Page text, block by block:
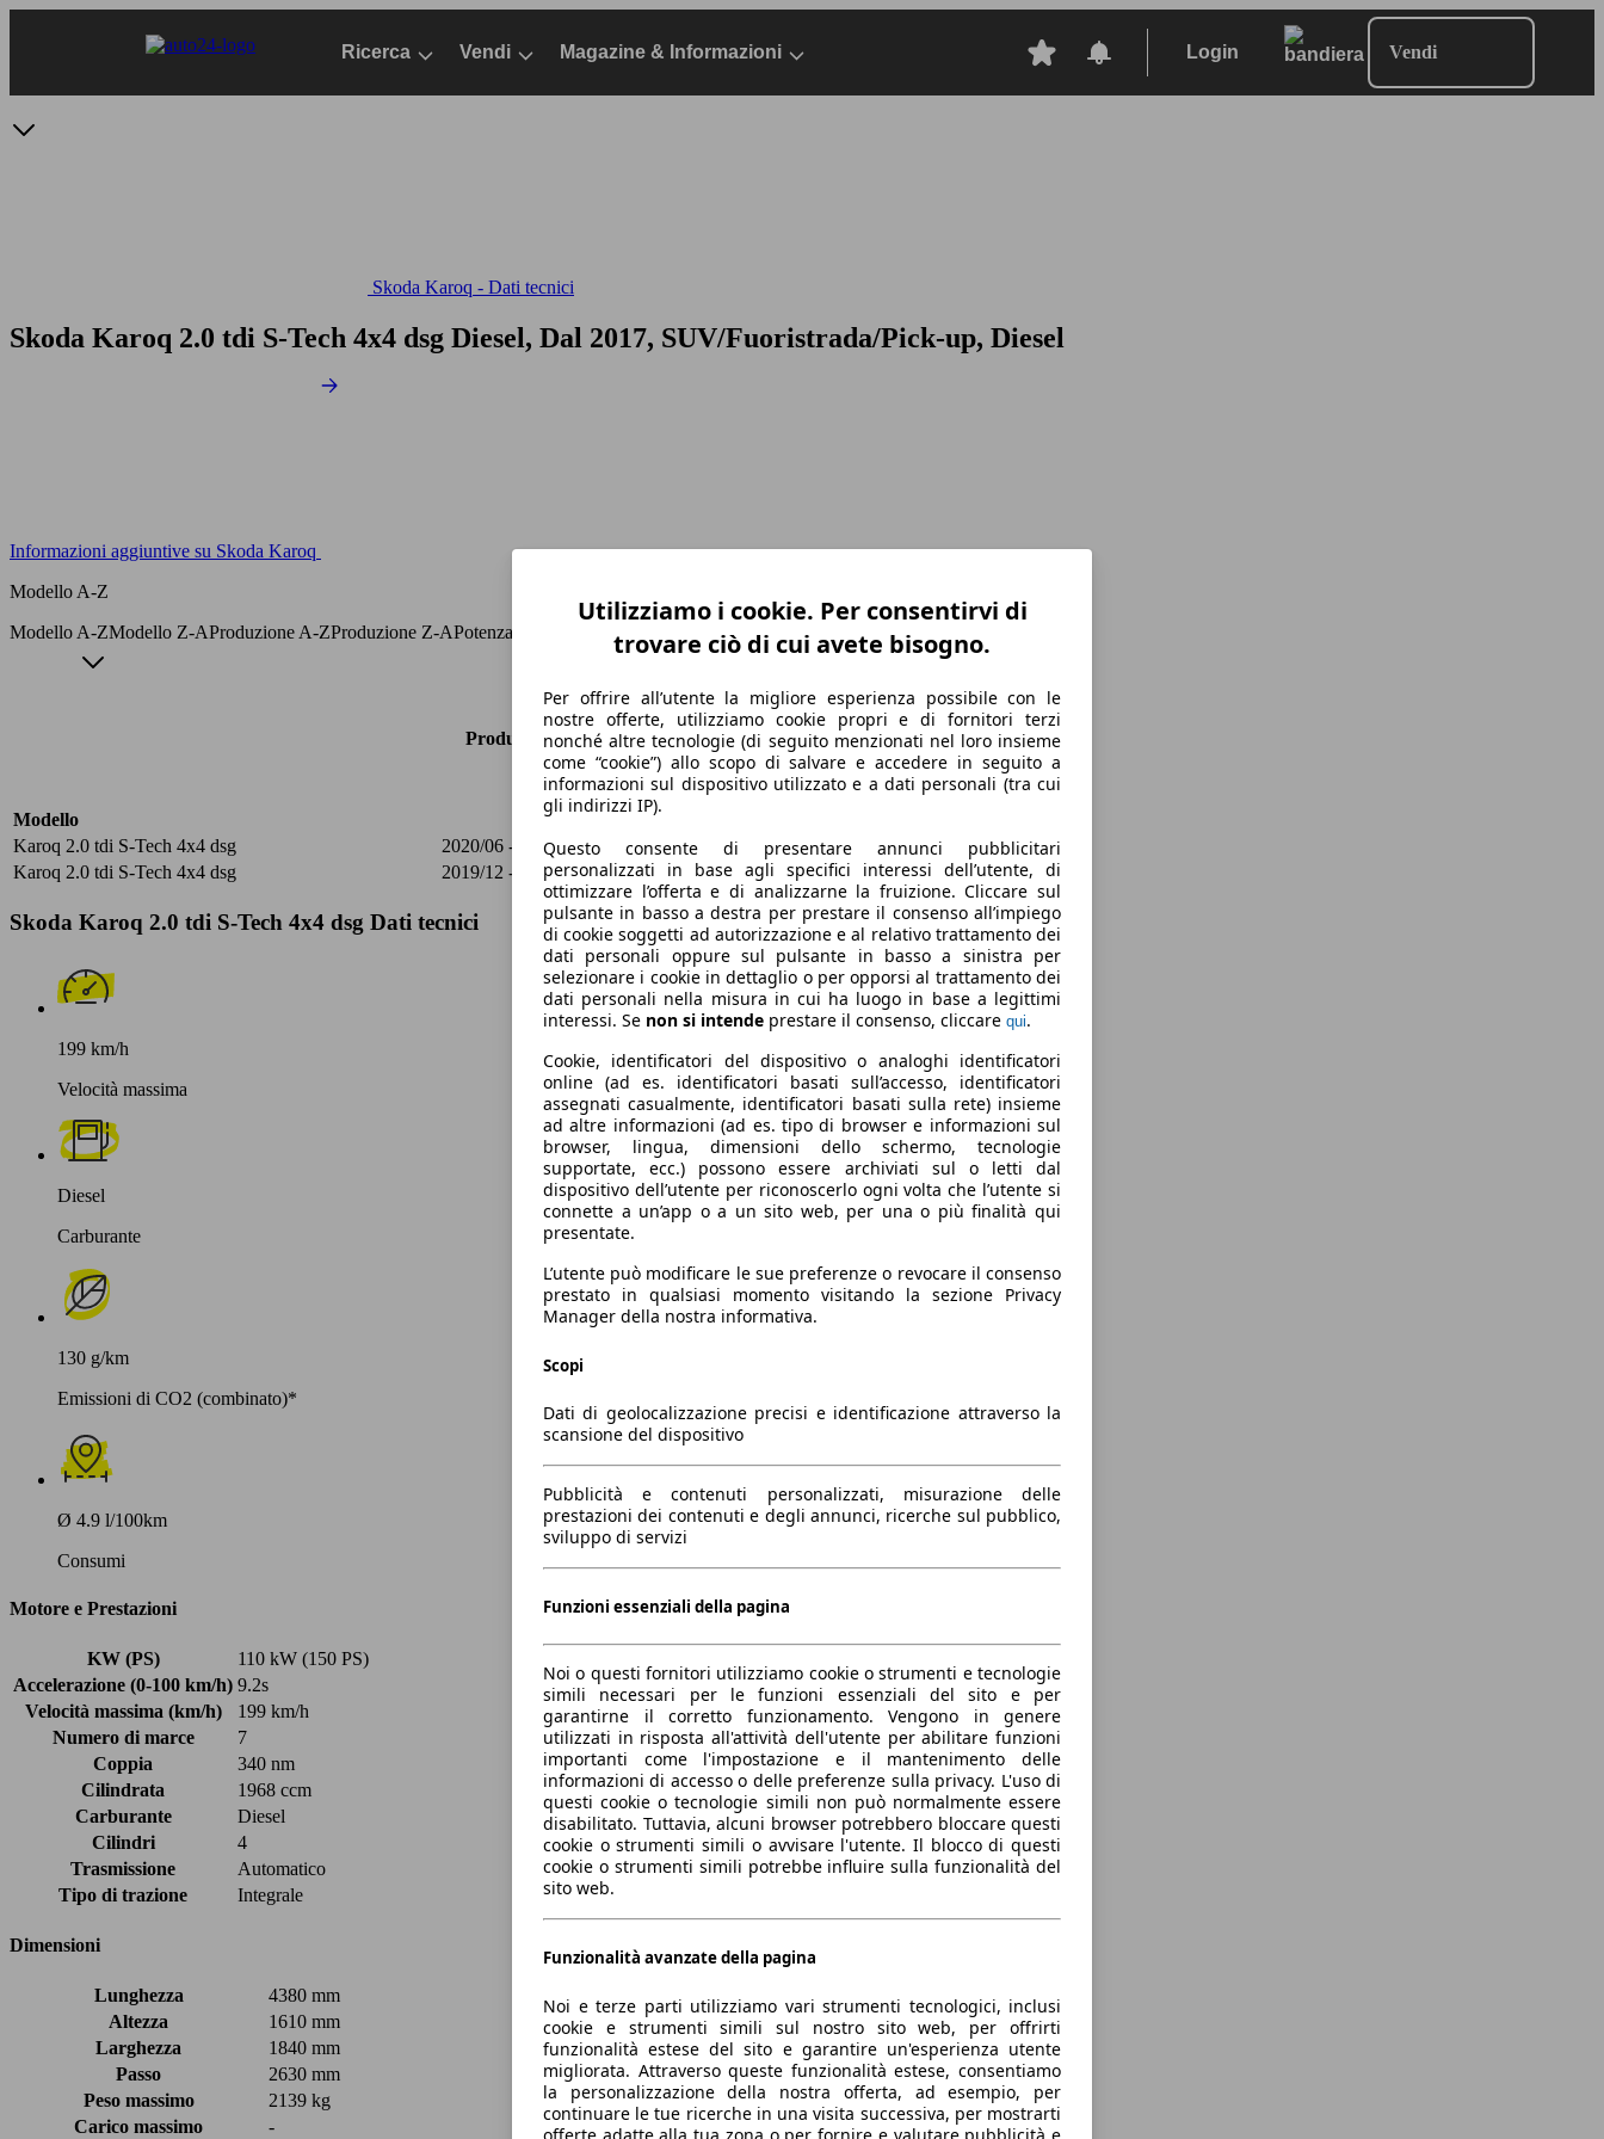
Ricerca Vendi Magazine & Informazioni Login Vendi
Skoda Karoq - Dati tecnici
Skoda Karoq 2.0 tdi S-Tech 4x4 dsg Diesel, Dal 2017, SUV/Fuoristrada/Pick-up, Diesel
Informazioni aggiuntive su Skoda Karoq
Modello A-Z
Modello A-ZModello Z-AProduzione A-ZProduzione Z-APotenza A-Z Potenza Z-A Ø Consumi A-Z Ø Consumi Z-A
Modello
Produzione Potenza Ø Consumi
Karoq 2.0 tdi S-Tech 4x4 dsg 2020/06 - 2020/09 110 KW (150 PS)
4.9 l/100km
Karoq 2.0 tdi S-Tech 4x4 dsg
2019/12 - 2020/06 110 KW (150 PS) 5.2 l/100km
Skoda Karoq 2.0 tdi S-Tech 4x4 dsg Dati tecnici
199 km/h
Velocità massima
Diesel
Carburante
130 g/km
Emissioni di CO2 (combinato)*
Ø 4.9 l/100km
Consumi
Motore e Prestazioni
KW (PS)
110 kW (150 PS)
Accelerazione (0-100 km/h) 9.2s
Velocità massima (km/h)
199 km/h
Numero di marce
7
Coppia
340 nm
Cilindrata
1968 ccm
Carburante
Diesel
Cilindri
4
Trasmissione
Automatico
Tipo di trazione
Integrale
Dimensioni
Lunghezza
4380 mm
Altezza
1610 mm
Larghezza
1840 mm
Passo
2630 mm
Peso massimo
2139 kg
Carico massimo
-
Utilizziamo i cookie. Per consentirvi di
trovare ciò di cui avete bisogno.
Per offrire all’utente la migliore esperienza possibile con le
nostre offerte, utilizziamo cookie propri e di fornitori terzi
nonché altre tecnologie (di seguito menzionati nel loro insieme
come “cookie”) allo scopo di salvare e accedere in seguito a
informazioni sul dispositivo utilizzato e a dati personali (tra cui
gli indirizzi IP).
Questo consente di presentare annunci pubblicitari
personalizzati in base agli specifici interessi dell’utente, di
ottimizzare l’offerta e di analizzarne la fruizione. Cliccare sul
pulsante in basso a destra per prestare il consenso all’impiego
di cookie soggetti ad autorizzazione e al relativo trattamento dei
dati personali oppure sul pulsante in basso a sinistra per
selezionare i cookie in dettaglio o per opporsi al trattamento dei
dati personali nella misura in cui ha luogo in base a legittimi
interessi. Se non si intende prestare il consenso, cliccare qui.
Cookie, identificatori del dispositivo o analoghi identificatori
online (ad es. identificatori basati sull’accesso, identificatori
assegnati casualmente, identificatori basati sulla rete) insieme
ad altre informazioni (ad es. tipo di browser e informazioni sul
browser, lingua, dimensioni dello schermo, tecnologie
supportate, ecc.) possono essere archiviati sul o letti dal
dispositivo dell’utente per riconoscerlo ogni volta che l’utente si
connette a un’app o a un sito web, per una o più finalità qui
presentate.
L’utente può modificare le sue preferenze o revocare il consenso
prestato in qualsiasi momento visitando la sezione Privacy
Manager della nostra informativa.
Scopi
Dati di geolocalizzazione precisi e identificazione attraverso la
scansione del dispositivo
Pubblicità e contenuti personalizzati, misurazione delle
prestazioni dei contenuti e degli annunci, ricerche sul pubblico,
sviluppo di servizi
Funzioni essenziali della pagina
Noi o questi fornitori utilizziamo cookie o strumenti e tecnologie
simili necessari per le funzioni essenziali del sito e per
garantirne il corretto funzionamento. Vengono in genere
utilizzati in risposta all'attività dell'utente per abilitare funzioni
importanti come l'impostazione e il mantenimento delle
informazioni di accesso o delle preferenze sulla privacy. L'uso di
questi cookie o tecnologie simili non può normalmente essere
disabilitato. Tuttavia, alcuni browser potrebbero bloccare questi
cookie o strumenti simili o avvisare l'utente. Il blocco di questi
cookie o strumenti simili potrebbe influire sulla funzionalità del
sito web.
Funzionalità avanzate della pagina
Noi e terze parti utilizziamo vari strumenti tecnologici, inclusi
cookie e strumenti simili sul nostro sito web, per offrirti
funzionalità estese del sito e garantire un'esperienza utente
migliorata. Attraverso queste funzionalità estese, consentiamo
la personalizzazione della nostra offerta, ad esempio, per
continuare le tue ricerche in una visita successiva, per mostrarti
offerte adatte alla tua zona o per fornire e valutare pubblicità e